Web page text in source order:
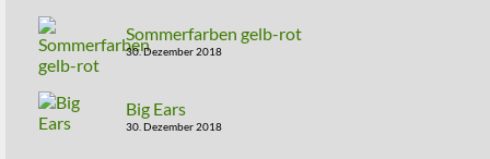
Sommerfarben gelb-rot
30. Dezember 2018
Big Ears
30. Dezember 2018